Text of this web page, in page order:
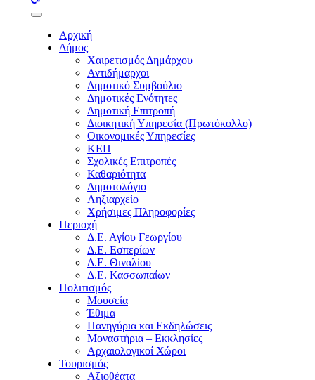
buttons
Αρχική
Δήμος
Χαιρετισμός Δημάρχου
Αντιδήμαρχοι
Δημοτικό Συμβούλιο
Δημοτικές Ενότητες
Δημοτική Επιτροπή
Διοικητική Υπηρεσία (Πρωτόκολλο)
Οικονομικές Υπηρεσίες
ΚΕΠ
Σχολικές Επιτροπές
Καθαριότητα
Δημοτολόγιο
Ληξιαρχείο
Χρήσιμες Πληροφορίες
Περιοχή
Δ.Ε. Αγίου Γεωργίου
Δ.Ε. Εσπερίων
Δ.Ε. Θιναλίου
Δ.Ε. Κασσωπαίων
Πολιτισμός
Μουσεία
Έθιμα
Πανηγύρια και Εκδηλώσεις
Μοναστήρια – Εκκλησίες
Αρχαιολογικοί Χώροι
Τουρισμός
Αξιοθέατα